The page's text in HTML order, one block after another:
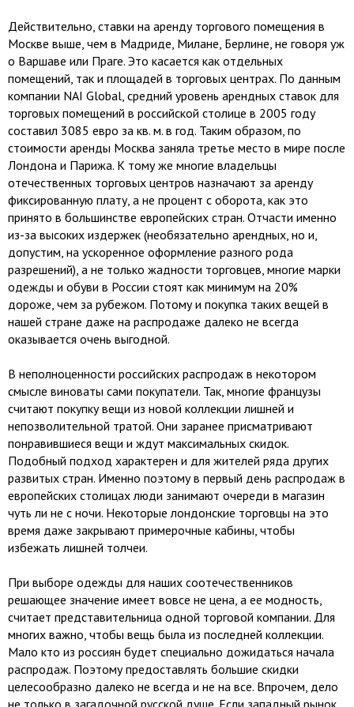
Действительно, ставки на аренду торгового помещения в
Москве выше, чем в Мадриде, Милане, Берлине, не говоря уж
о Варшаве или Праге. Это касается как отдельных
помещений, так и площадей в торговых центрах. По данным
компании NAI Global, средний уровень арендных ставок для
торговых помещений в российской столице в 2005 году
составил 3085 евро за кв. м. в год. Таким образом, по
стоимости аренды Москва заняла третье место в мире после
Лондона и Парижа. К тому же многие владельцы
отечественных торговых центров назначают за аренду
фиксированную плату, а не процент с оборота, как это
принято в большинстве европейских стран. Отчасти именно
из-за высоких издержек (необязательно арендных, но и,
допустим, на ускоренное оформление разного рода
разрешений), а не только жадности торговцев, многие марки
одежды и обуви в России стоят как минимум на 20%
дороже, чем за рубежом. Потому и покупка таких вещей в
нашей стране даже на распродаже далеко не всегда
оказывается очень выгодной.
В неполноценности российских распродаж в некотором
смысле виноваты сами покупатели. Так, многие французы
считают покупку вещи из новой коллекции лишней и
непозволительной тратой. Они заранее присматривают
понравившиеся вещи и ждут максимальных скидок.
Подобный подход характерен и для жителей ряда других
развитых стран. Именно поэтому в первый день распродаж в
европейских столицах люди занимают очереди в магазин
чуть ли не с ночи. Некоторые лондонские торговцы на это
время даже закрывают примерочные кабины, чтобы
избежать лишней толчеи.
При выборе одежды для наших соотечественников
решающее значение имеет вовсе не цена, а ее модность,
считает представительница одной торговой компании. Для
многих важно, чтобы вещь была из последней коллекции.
Мало кто из россиян будет специально дожидаться начала
распродаж. Поэтому предоставлять большие скидки
целесообразно далеко не всегда и не на все. Впрочем, дело
не только в загадочной русской душе. Если западный рынок